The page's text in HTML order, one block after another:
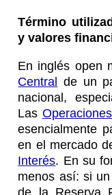
Término
y valores
En inglés open
Central de un
nacional,
Las
esencialmente
en el mercado
Interés. En su
menos así: si un
de la Reserva